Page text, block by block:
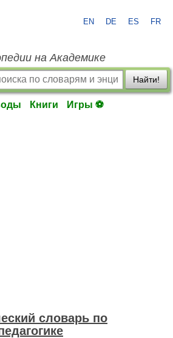
EN DE ES FR
на Академике
Найти!
Книги Игры ⚽
словарь по